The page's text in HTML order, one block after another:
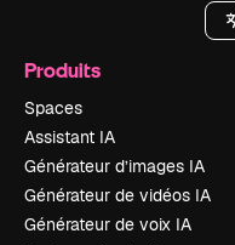
Produits
Spaces
Assistant IA
Générateur d’images IA
Générateur de vidéos IA
Générateur de voix IA